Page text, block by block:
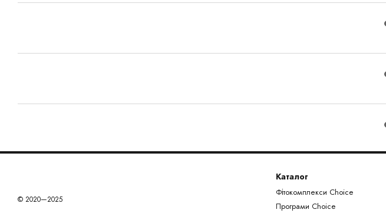
© 2020—2025
Каталог
Фітокомплекси Сhoice
Програми Choice